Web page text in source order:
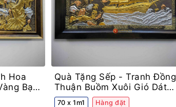
Hoa
Bạc
Quà Tặng Sếp -Tranh Đồng
Thuận Buồm Xuôi Gió Dát
Vàng Bạc Khung Gỗ Sồi
70 x 1m1 Hàng đặt